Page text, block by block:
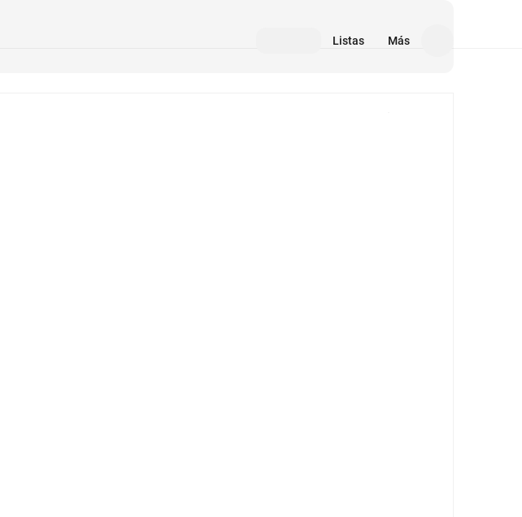
Listas Más